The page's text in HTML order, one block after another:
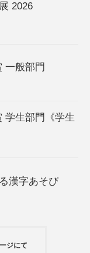
2026
一般部門
学生部門《学生
漢字あそび
ジにて